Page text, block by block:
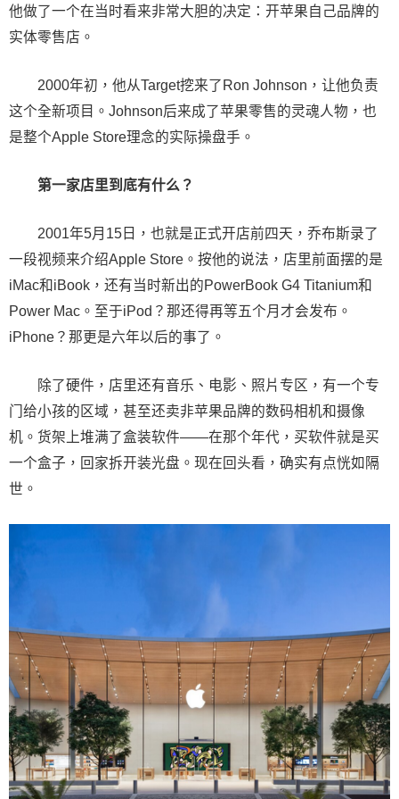
他做了一个在当时看来非常大胆的决定：开苹果自己品牌的
实体零售店。
2000年初，他从Target挖来了Ron Johnson，让他负责
这个全新项目。Johnson后来成了苹果零售的灵魂人物，也
是整个Apple Store理念的实际操盘手。
第一家店里到底有什么？
2001年5月15日，也就是正式开店前四天，乔布斯录了
一段视频来介绍Apple Store。按他的说法，店里前面摆的是
iMac和iBook，还有当时新出的PowerBook G4 Titanium和
Power Mac。至于iPod？那还得再等五个月才会发布。
iPhone？那更是六年以后的事了。
除了硬件，店里还有音乐、电影、照片专区，有一个专
门给小孩的区域，甚至还卖非苹果品牌的数码相机和摄像
机。货架上堆满了盒装软件——在那个年代，买软件就是买
一个盒子，回家拆开装光盘。现在回头看，确实有点恍如隔
世。